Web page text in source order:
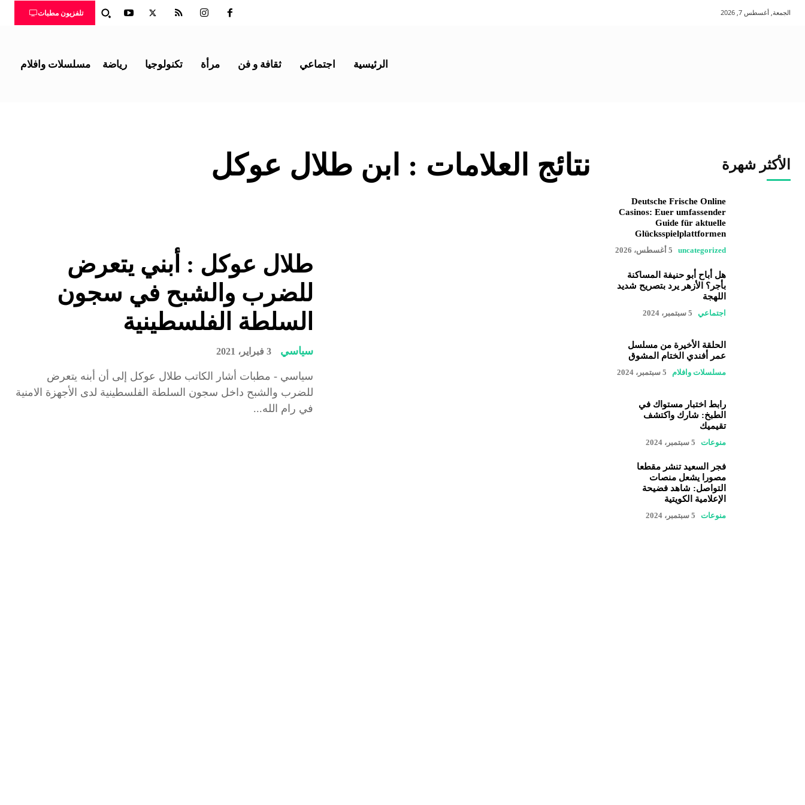
تلفزيون مطبات الجمعة, أغسطس 7, 2026
الرئيسية اجتماعي ثقافة و فن مرأة تكنولوجيا رياضة مسلسلات وافلام
نتائج العلامات : ابن طلال عوكل
طلال عوكل : أبني يتعرض
للضرب والشبح في سجون
السلطة الفلسطينية
سياسي 3 فبراير، 2021
سياسي - مطبات أشار الكاتب طلال عوكل إلى أن أبنه يتعرض
للضرب والشبح داخل سجون السلطة الفلسطينية لدى الأجهزة الامنية
في رام الله...
الأكثر شهرة
Deutsche Frische Online
Casinos: Euer umfassender
Guide für aktuelle
Glücksspielplattformen
uncategorized 5 أغسطس، 2026
هل أباح أبو حنيفة المساكنة
بأجر؟ الأزهر يرد بتصريح شديد
اللهجة
اجتماعي 5 سبتمبر، 2024
الحلقة الأخيرة من مسلسل
عمر أفندي الختام المشوق
مسلسلات وافلام 5 سبتمبر، 2024
رابط اختبار مستواك في
الطبخ: شارك واكتشف
تقيميك
منوعات 5 سبتمبر، 2024
فجر السعيد تنشر مقطعا
مصورا يشعل منصات
التواصل: شاهد فضيحة
الإعلامية الكويتية
منوعات 5 سبتمبر، 2024